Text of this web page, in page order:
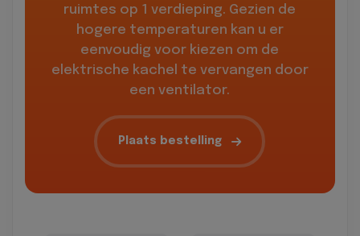
ruimtes op 1 verdieping. Gezien de
hogere temperaturen kan u er
eenvoudig voor kiezen om de
elektrische kachel te vervangen door
een ventilator.
Plaats bestelling